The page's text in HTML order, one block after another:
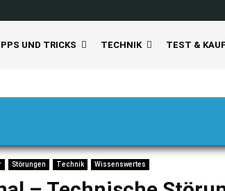
UND TRICKS TECHNIK TEST &
Störungen Technik Wissenswertes